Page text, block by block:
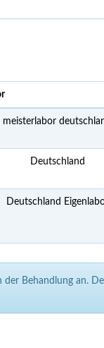
meisterlabor
Deutschland
Deutschland
der Behandlung an.